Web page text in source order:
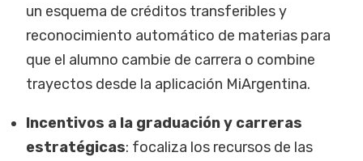
un esquema de créditos transferibles y
reconocimiento automático de materias para
que el alumno cambie de carrera o combine
trayectos desde la aplicación MiArgentina.
Incentivos a la graduación y carreras
estratégicas: focaliza los recursos de las